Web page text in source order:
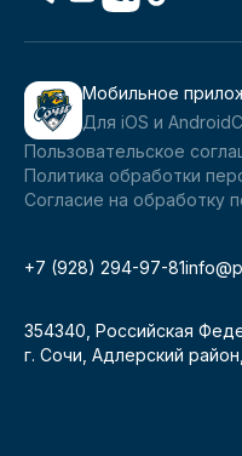
Мобильное
Для iOS и Android
Пользовательское
Политика обработки
Согласие на обработку
+7 (928) 294-97-81
354340, Российская
г. Сочи, Адлерский